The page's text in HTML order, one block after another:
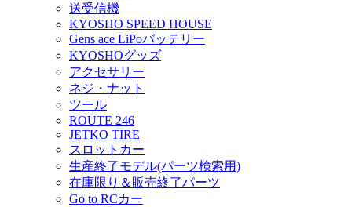
送受信機
KYOSHO SPEED HOUSE
Gens ace LiPoバッテリー
KYOSHOグッズ
アクセサリー
ネジ・ナット
ツール
ROUTE 246
JETKO TIRE
スロットカー
生産終了モデル(パーツ検索用)
在庫限り＆販売終了パーツ
Go to RCカー